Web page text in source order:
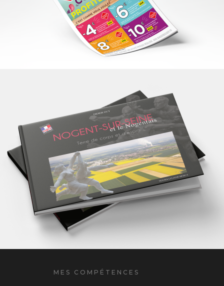
MES COMPÉTENCES